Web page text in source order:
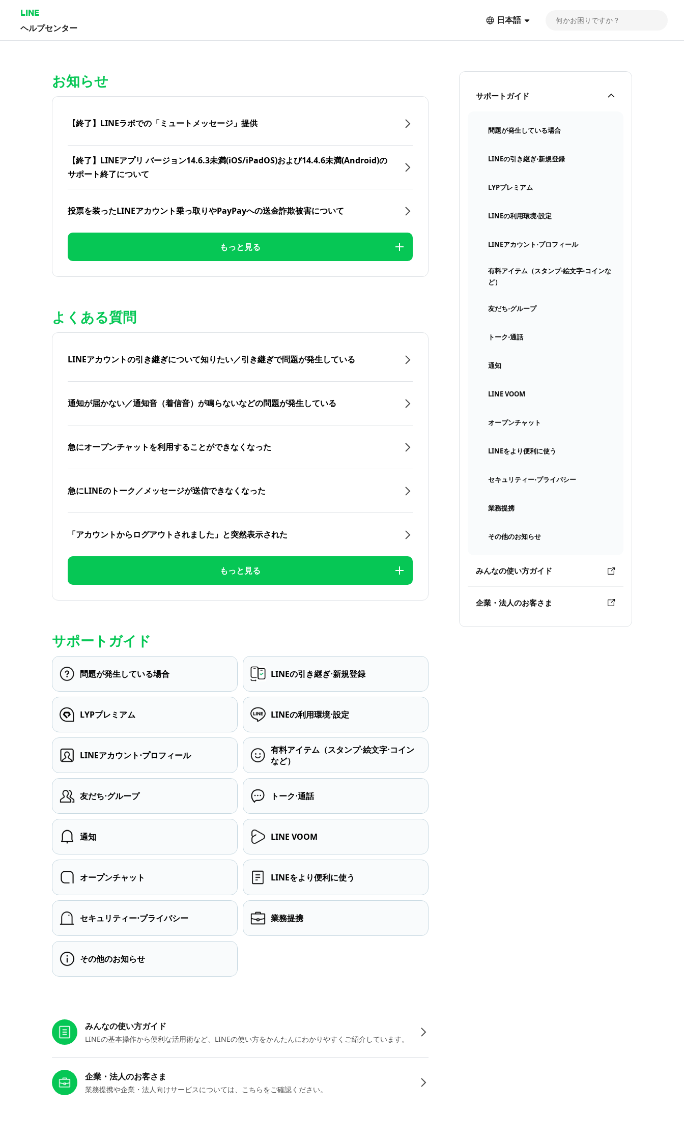
LINE
ヘルプセンター
日本語
サポートガイド
問題が発生している場合
LINEの引き継ぎ⋅新規登録
LYPプレミアム
LINEの利用環境⋅設定
LINEアカウント⋅プロフィール
有料アイテム（スタンプ⋅絵文字⋅コインな
ど）
友だち⋅グループ
トーク⋅通話
通知
LINE VOOM
オープンチャット
LINEをより便利に使う
セキュリティー⋅プライバシー
業務提携
その他のお知らせ
みんなの使い方ガイド
企業・法人のお客さま
お知らせ
【終了】LINEラボでの「ミュートメッセージ」提供
【終了】LINEアプリ バージョン14.6.3未満(iOS/iPadOS)および14.4.6未満(Android)の
サポート終了について
投票を装ったLINEアカウント乗っ取りやPayPayへの送金詐欺被害について
もっと見る
よくある質問
LINEアカウントの引き継ぎについて知りたい／引き継ぎで問題が発生している
通知が届かない／通知音（着信音）が鳴らないなどの問題が発生している
急にオープンチャットを利用することができなくなった
急にLINEのトーク／メッセージが送信できなくなった
「アカウントからログアウトされました」と突然表示された
もっと見る
サポートガイド
問題が発生している場合 LINEの引き継ぎ⋅新規登録
LYPプレミアム LINEの利用環境⋅設定
LINEアカウント⋅プロフィール
有料アイテム（スタンプ⋅絵文字⋅コイン
など）
友だち⋅グループ トーク⋅通話
通知 LINE VOOM
オープンチャット LINEをより便利に使う
セキュリティー⋅プライバシー 業務提携
その他のお知らせ
みんなの使い方ガイド
LINEの基本操作から便利な活用術など、LINEの使い方をかんたんにわかりやすくご紹介しています。
企業・法人のお客さま
業務提携や企業・法人向けサービスについては、こちらをご確認ください。